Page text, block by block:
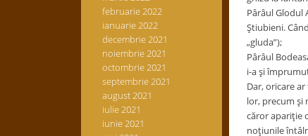
februarie 2022
ianuarie 2022
decembrie 2021
noiembrie 2021
octombrie 2021
septembrie 2021
august 2021
iulie 2021
iunie 2021
Pârâul Glodul
Ştiubieni.
„gluda”);
Pârâul
i-a şi
Dar, oricare
lor, precum şi
căror apariţie
noţiunile